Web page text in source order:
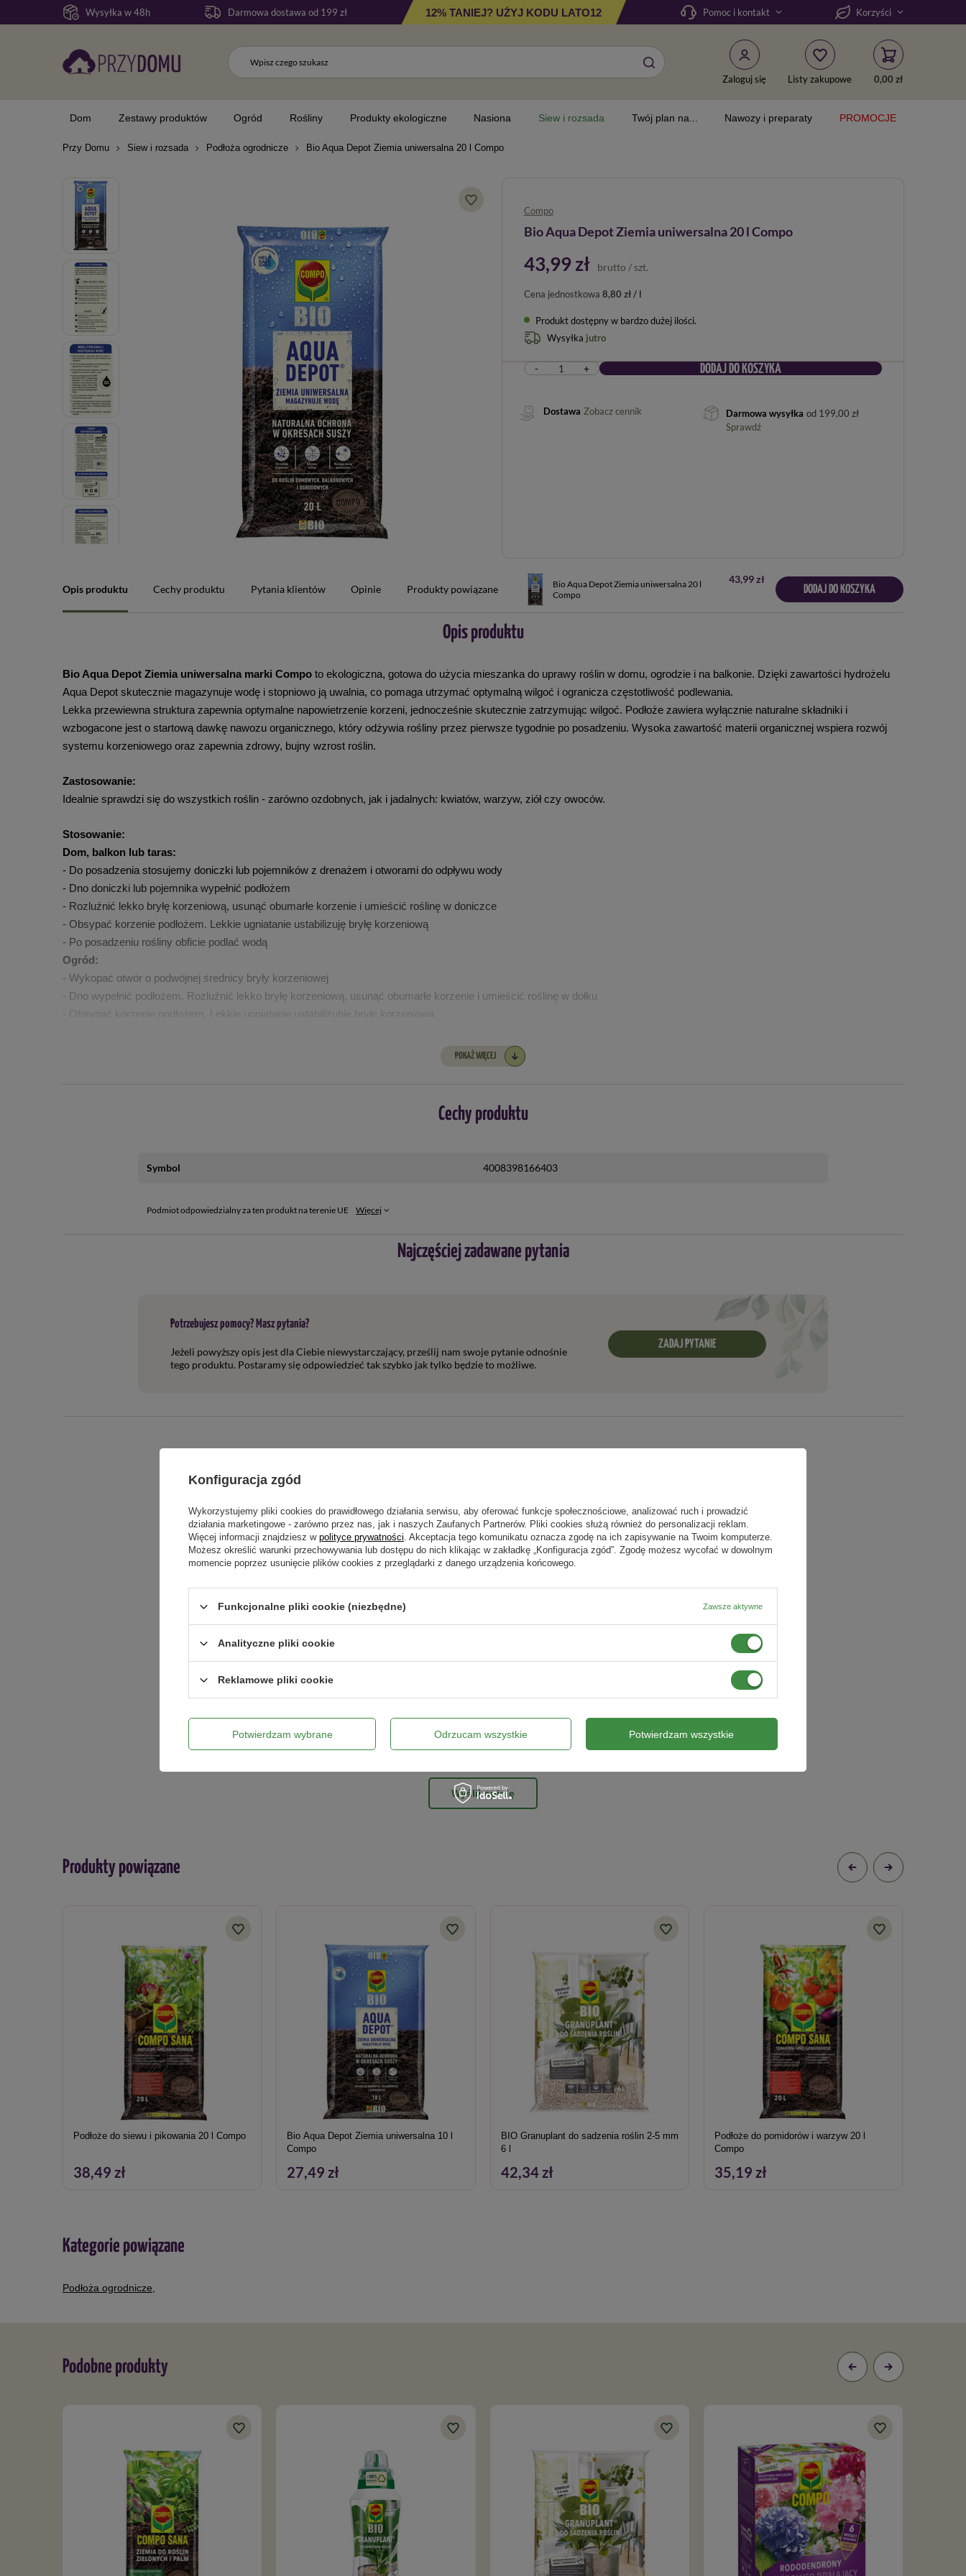
Wysyłka w 48h Darmowa dostawa od 199 zł 12% TANIEJ? UŻYJ KODU LATO12 Pomoc i kontakt Korzyści
Zaloguj się Listy zakupowe 0,00 zł
Dom Zestawy produktów Ogród Rośliny Produkty ekologiczne Nasiona Siew i rozsada Twój plan na... Nawozy i preparaty PROMOCJE
Przy Domu Siew i rozsada Podłoża ogrodnicze Bio Aqua Depot Ziemia uniwersalna 20 l Compo
Compo
Bio Aqua Depot Ziemia uniwersalna 20 l Compo
43,99 zł brutto / szt.
Cena jednostkowa 8,80 zł / l
Produkt dostępny w bardzo dużej ilości
Wysyłka jutro
- + DODAJ DO KOSZYKA
Dostawa Zobacz cennik Darmowa wysyłka od 199,00 zł
Sprawdź
Opis produktu Cechy produktu Pytania klientów Opinie Produkty powiązane
Bio Aqua Depot Ziemia uniwersalna 20 l
Compo
43,99 zł
DODAJ DO KOSZYKA
Opis produktu
Bio Aqua Depot Ziemia uniwersalna marki Compo to ekologiczna, gotowa do użycia mieszanka do uprawy roślin w domu, ogrodzie i na balkonie. Dzięki zawartości hydrożelu
Aqua Depot skutecznie magazynuje wodę i stopniowo ją uwalnia, co pomaga utrzymać optymalną wilgoć i ogranicza częstotliwość podlewania.
Lekka przewiewna struktura zapewnia optymalne napowietrzenie korzeni, jednocześnie skutecznie zatrzymując wilgoć. Podłoże zawiera wyłącznie naturalne składniki i
wzbogacone jest o startową dawkę nawozu organicznego, który odżywia rośliny przez pierwsze tygodnie po posadzeniu. Wysoka zawartość materii organicznej wspiera rozwój
systemu korzeniowego oraz zapewnia zdrowy, bujny wzrost roślin.
Zastosowanie:
Idealnie sprawdzi się do wszystkich roślin - zarówno ozdobnych, jak i jadalnych: kwiatów, warzyw, ziół czy owoców.
Stosowanie:
Dom, balkon lub taras:
- Do posadzenia stosujemy doniczki lub pojemników z drenażem i otworami do odpływu wody
- Dno doniczki lub pojemnika wypełnić podłożem
- Rozluźnić lekko bryłę korzeniową, usunąć obumarłe korzenie i umieścić roślinę w doniczce
- Obsypać korzenie podłożem. Lekkie ugniatanie ustabilizuję bryłę korzeniową
- Po posadzeniu rośliny obficie podlać wodą
Ogród:
- Wykopać otwór o podwójnej średnicy bryły korzeniowej
- Dno wypełnić podłożem. Rozluźnić lekko bryłę korzeniową, usunąć obumarłe korzenie i umieścić roślinę w dołku
- Nawóz organiczny
20 l
POKAŻ WIĘCEJ
Cechy produktu
Symbol 4008398166403
Podmiot odpowiedzialny za ten produkt na terenie UE Więcej
Najczęściej zadawane pytania
Potrzebujesz pomocy? Masz pytania?
Jeżeli powyższy opis jest dla Ciebie niewystarczający, prześlij nam swoje pytanie odnośnie
tego produktu. Postaramy się odpowiedzieć tak szybko jak tylko będzie to możliwe.
ZADAJ PYTANIE
Napisz swoją opinię
5/5
Treść twojej opinii
Dodaj własne zdjęcie produktu:
Twoje imię
Twój email
Wyślij opinię
Produkty powiązane
Podłoże do siewu i pikowania 20 l Compo
38,49 zł
Bio Aqua Depot Ziemia uniwersalna 10 l
Compo
27,49 zł
BIO Granuplant do sadzenia roślin 2-5 mm
6 l
42,34 zł
Podłoże do pomidorów i warzyw 20 l
Compo
35,19 zł
Kategorie powiązane
Podłoża ogrodnicze
Podobne produkty
Konfiguracja zgód
Wykorzystujemy pliki cookies do prawidłowego działania serwisu, aby oferować funkcje społecznościowe, analizować ruch i prowadzić
działania marketingowe - zarówno przez nas, jak i naszych Zaufanych Partnerów. Pliki cookies służą również do personalizacji reklam.
Więcej informacji znajdziesz w polityce prywatności. Akceptacja tego komunikatu oznacza zgodę na ich zapisywanie na Twoim komputerze.
Możesz określić warunki przechowywania lub dostępu do nich klikając w zakładkę „Konfiguracja zgód”. Zgodę możesz wycofać w dowolnym
momencie poprzez usunięcie plików cookies z przeglądarki z danego urządzenia końcowego.
Funkcjonalne pliki cookie (niezbędne) Zawsze aktywne
Analityczne pliki cookie
Reklamowe pliki cookie
Potwierdzam wybrane Odrzucam wszystkie Potwierdzam wszystkie